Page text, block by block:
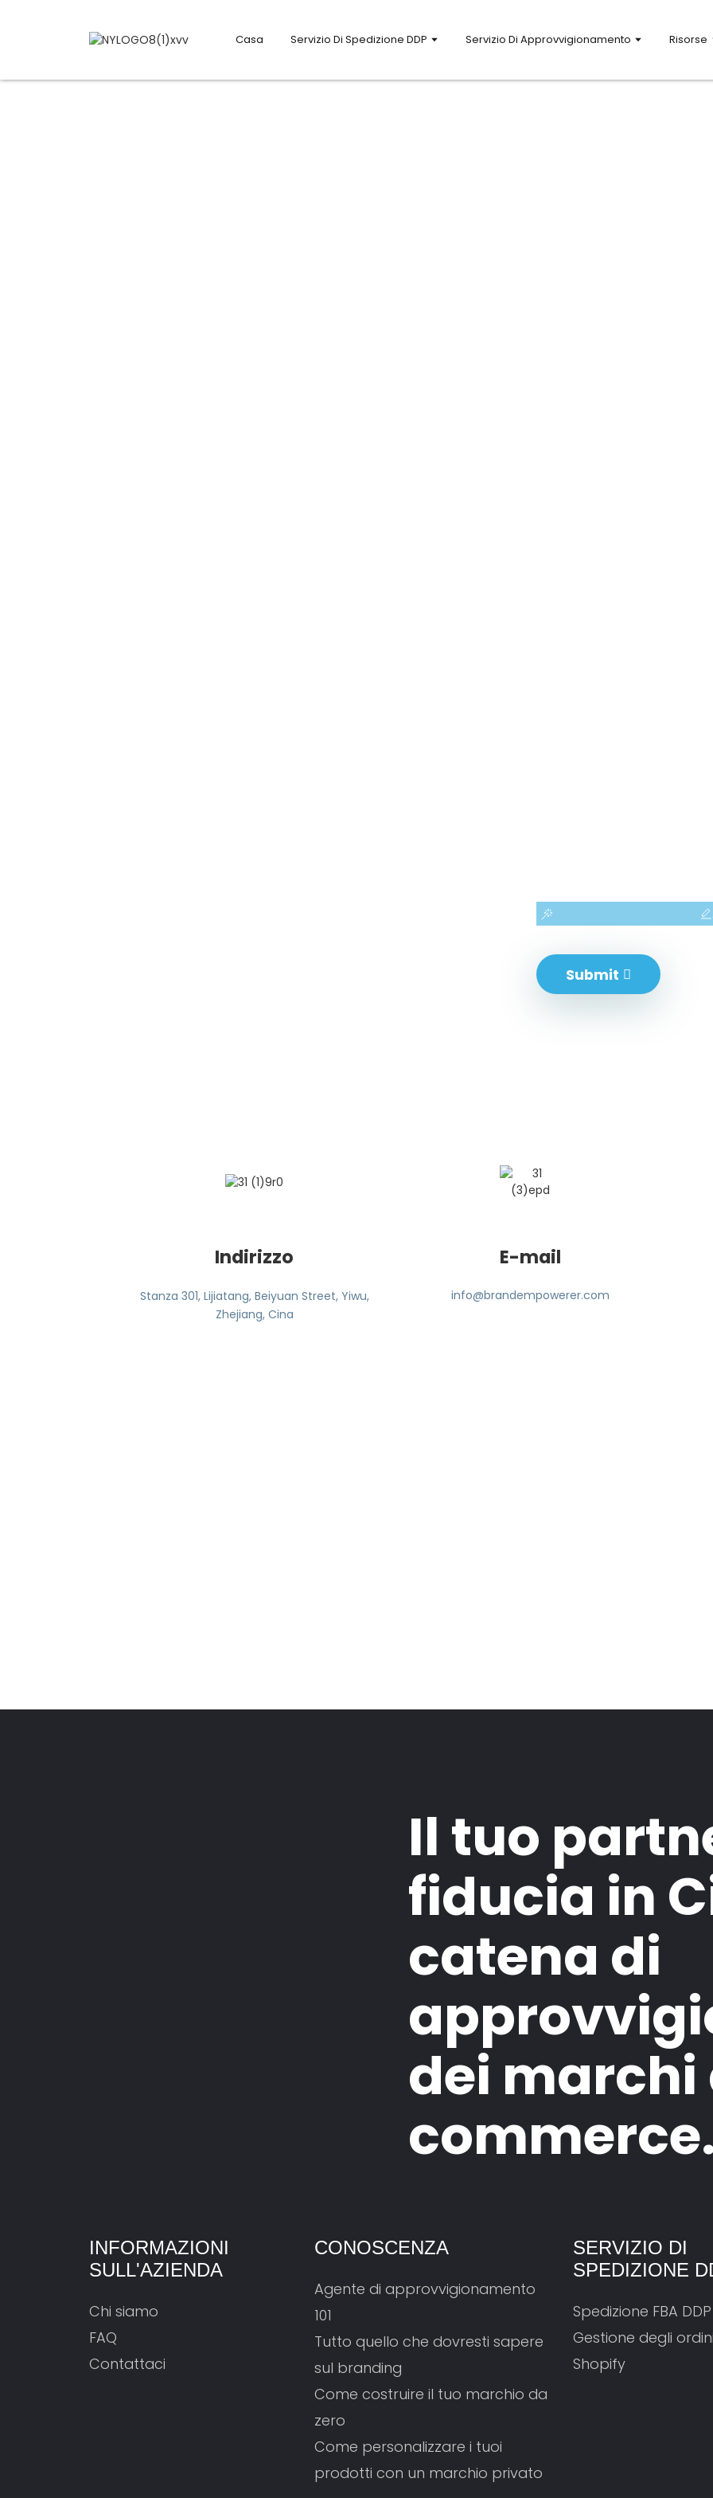
Casa Servizio Di Spedizione DDP Servizio Di Approvvigionamento Risorse
Submit
Indirizzo
Stanza 301, Lijiatang, Beiyuan Street, Yiwu,
Zhejiang, Cina
E-mail
info@brandempowerer.com
Il tuo
fiducia in
catena di
dei marchi
commerce.
INFORMAZIONI
SULL'AZIENDA
Chi siamo
FAQ
Contattaci
CONOSCENZA
Agente di approvvigionamento
101
Tutto quello che dovresti sapere
sul branding
Come costruire il tuo marchio da
zero
Come personalizzare i tuoi
prodotti con un marchio privato
SERVIZIO DI
SPEDIZIONE
Spedizione FBA DDP
Gestione degli ordini
Shopify